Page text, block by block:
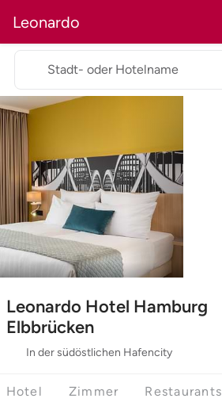
Leonardo
Leonardo Hotel Hamburg
Elbbrücken
In der südöstlichen Hafencity
Stadt- oder Hotelname
Hotel Zimmer Restaurants